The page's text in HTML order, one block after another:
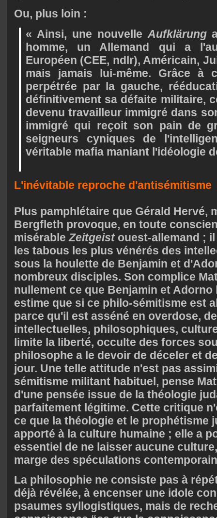
Ou, plus loin :
« Ainsi, une nouvelle Aufklärunga
homme, un Allemand qui a
Européen (CEE, ndlr), Américain,
mais jamais lui-même. Grâce à
perpétrée par la gauche,
définitivement sa défaite militaire,
devenu travailleur immigré dans
immigré qui reçoit son pain de
seigneurs cyniques de
véritable mafia maniant l'idéologie
L'inévitable reproche d'antisémitisme
Plus pamphlétaire que Gérald Hervé,
Bergfleth provoque, en toute
misérableZeitgeistouest-allemand ;
les tabous les plus vénérés des
sous la houlette de Benjamin et
nombreux disciples. Son complice
nullement ce que Benjamin et
estime que si ce philo-sémitisme est
parce qu'il est asséné en overdose,
intellectuelles, philosophiques,
limite la liberté, occulte des forces
philosophe a le devoir de déceler et
jour. Une telle attitude n'est pas
sémitisme militant habituel, pense
d'une pensée issue de la théologie
parfaitement légitime. Cette critique
ce que la théologie et le prophétisme
apporté à la culture humaine ; elle a
essentiel de ne laisser aucune
marge des spéculations
La philosophie ne consiste pas à
déjà révélée, à encenser une idole
psaumes syllogistiques, mais de